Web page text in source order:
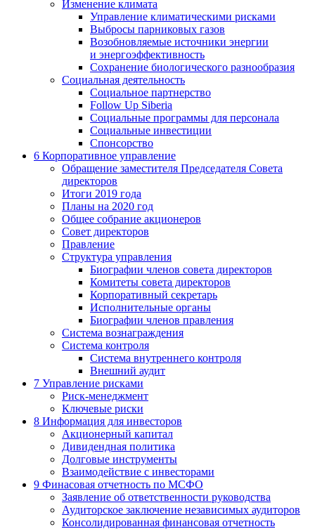
Изменение климата
Управление климатическими рисками
Выбросы парниковых газов
Возобновляемые источники энергии
и энергоэффективность
Сохранение биологического разнообразия
Социальная деятельность
Социальное партнерство
Follow Up Siberia
Социальные программы для персонала
Социальные инвестиции
Спонсорство
6 Корпоративное управление
Обращение заместителя Председателя Совета
директоров
Итоги 2019 года
Планы на 2020 год
Общее собрание акционеров
Совет директоров
Правление
Структура управления
Биографии членов совета директоров
Комитеты совета директоров
Корпоративный секретарь
Исполнительные органы
Биографии членов правления
Система вознаграждения
Система контроля
Система внутреннего контроля
Внешний аудит
7 Управление рисками
Риск-менеджмент
Ключевые риски
8 Информация для инвесторов
Акционерный капитал
Дивидендная политика
Долговые инструменты
Взаимодействие с инвеcторами
9 Финасовая отчетность по МСФО
Заявление об ответственности руководства
Аудиторское заключение независимых аудиторов
Консолидированная финансовая отчетность